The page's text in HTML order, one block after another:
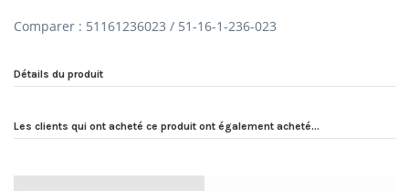
Comparer : 51161236023 / 51-16-1-236-023
Détails du produit
Les clients qui ont acheté ce produit ont également acheté...